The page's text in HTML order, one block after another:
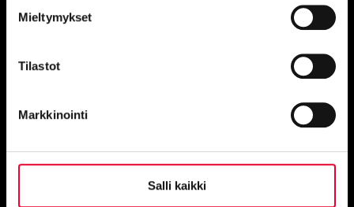
Mieltymykset
Tilastot
Markkinointi
Salli kaikki
Tulemantie 1 B 5, 70800 Kuopio